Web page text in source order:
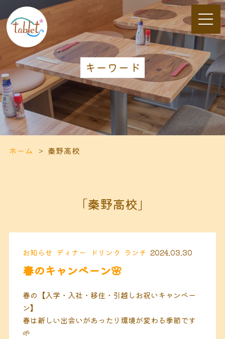
キーワード
ホーム 秦野高校
「秦野高校」
お知らせ ディナー ドリンク ランチ 2024.03.30
春のキャンペーン🌸
春の【入学・入社・移住・引越しお祝いキャンペー
ン】
春は新しい出会いがあったり環境が変わる季節です
🌱